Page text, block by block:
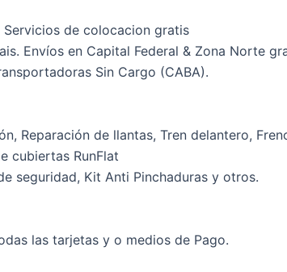
Servicios de colocacion gratis
Envíos en Capital Federal & Zona Norte
Sin Cargo (CABA).
Reparación de llantas, Tren delantero,
cubiertas RunFlat
seguridad, Kit Anti Pinchaduras y otros.
las tarjetas y o medios de Pago.